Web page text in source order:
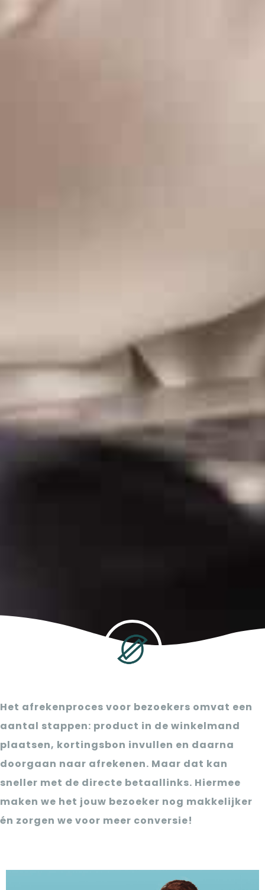
Het afrekenproces voor bezoekers omvat een
aantal stappen: product in de winkelmand
plaatsen, kortingsbon invullen en daarna
doorgaan naar afrekenen. Maar dat kan
sneller met de directe betaallinks. Hiermee
maken we het jouw bezoeker nog makkelijker
én zorgen we voor meer conversie!